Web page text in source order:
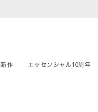
新作 エッセンシャル10周年